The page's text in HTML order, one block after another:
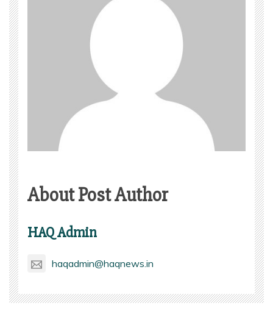
About Post Author
HAQ Admin
haqadmin@haqnews.in